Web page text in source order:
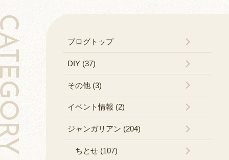
ブログトップ
DIY (37)
その他 (3)
イベント情報 (2)
ジャンガリアン (204)
ちとせ (107)